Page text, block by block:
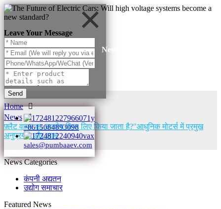
Leave Your Message
Send
+8615084893098
sales@pumbaaev.com
News
Home
News
फ़्लैट वायर का उपयोग किस लिए किया जाता है?"आधुनिक मोटर्स में प्रमुख
अनुप्रयोग और लाभ
News Categories
कंपनी अद्यतन
उद्योग समाचार
Featured News